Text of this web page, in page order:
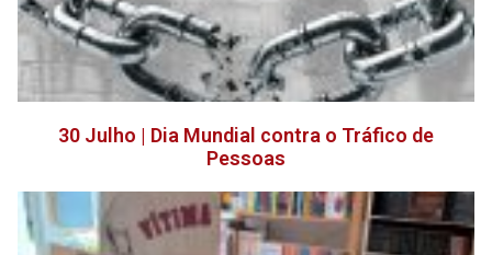
30 Julho | Dia Mundial contra o Tráfico de
Pessoas